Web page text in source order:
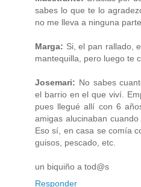
sabes lo que te lo
no me lleva a ninguna
Marga: Si, el pan rallado,
mantequilla, pero luego te
Josemari: No sabes
el barrio en el que viví.
pues llegué allí con 6
amigas alucinaban
Eso sí, en casa se comía
guisos, pescado, etc.
un biquiño a tod@s
Responder